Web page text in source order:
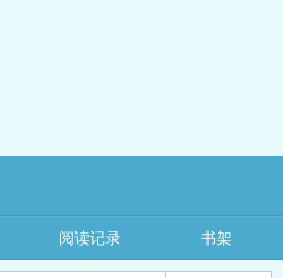
阅读记录 书架